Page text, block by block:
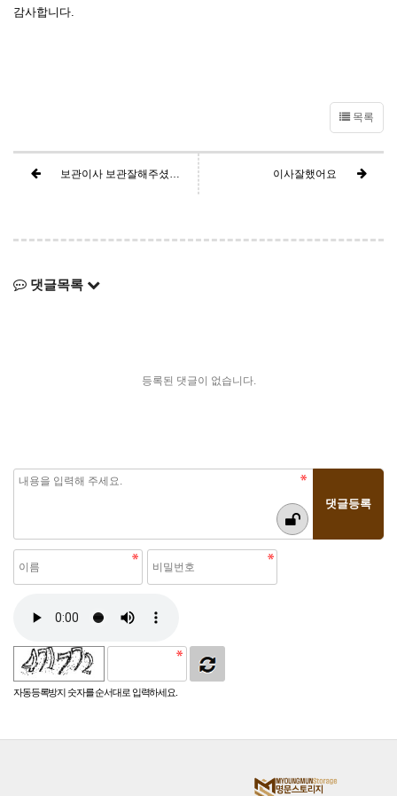
감사합니다.
목록
보관이사 보관잘해주셨어요~^^ 이사잘했어요
댓글목록
등록된 댓글이 없습니다.
자동등록방지 숫자를 순서대로 입력하세요.